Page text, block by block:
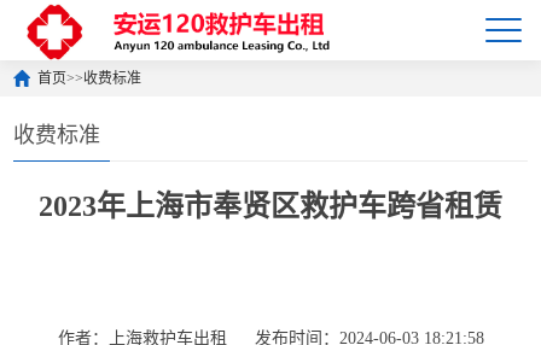
首页>>收费标准
收费标准
2023年上海市奉贤区救护车跨省租赁
作者：上海救护车出租
发布时间：2024-06-03 18:21:58